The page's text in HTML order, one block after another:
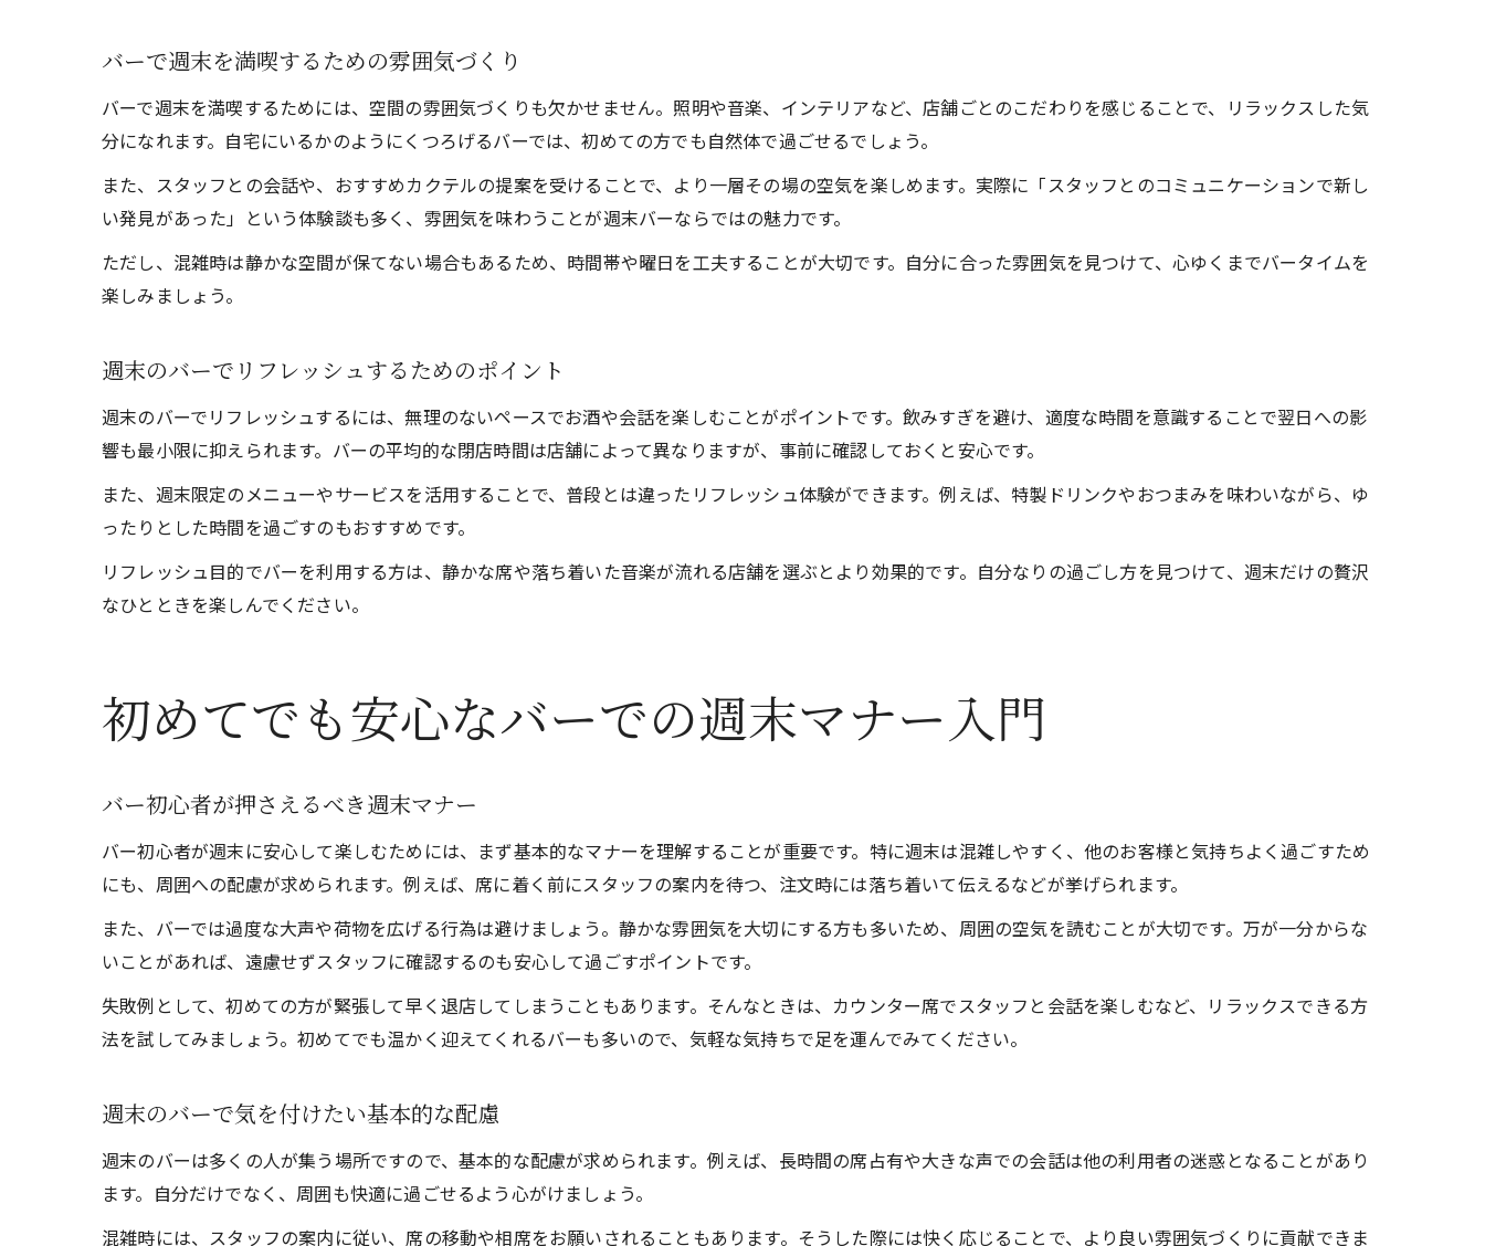
バーで週末を満喫するための雰囲気づくり
バーで週末を満喫するためには、空間の雰囲気づくりも欠かせません。照明や音楽、インテリアなど、店舗ごとのこだわりを感じることで、リラックスした気
分になれます。自宅にいるかのようにくつろげるバーでは、初めての方でも自然体で過ごせるでしょう。
また、スタッフとの会話や、おすすめカクテルの提案を受けることで、より一層その場の空気を楽しめます。実際に「スタッフとのコミュニケーションで新し
い発見があった」という体験談も多く、雰囲気を味わうことが週末バーならではの魅力です。
ただし、混雑時は静かな空間が保てない場合もあるため、時間帯や曜日を工夫することが大切です。自分に合った雰囲気を見つけて、心ゆくまでバータイムを
楽しみましょう。
週末のバーでリフレッシュするためのポイント
週末のバーでリフレッシュするには、無理のないペースでお酒や会話を楽しむことがポイントです。飲みすぎを避け、適度な時間を意識することで翌日への影
響も最小限に抑えられます。バーの平均的な閉店時間は店舗によって異なりますが、事前に確認しておくと安心です。
また、週末限定のメニューやサービスを活用することで、普段とは違ったリフレッシュ体験ができます。例えば、特製ドリンクやおつまみを味わいながら、ゆ
ったりとした時間を過ごすのもおすすめです。
リフレッシュ目的でバーを利用する方は、静かな席や落ち着いた音楽が流れる店舗を選ぶとより効果的です。自分なりの過ごし方を見つけて、週末だけの贅沢
なひとときを楽しんでください。
初めてでも安心なバーでの週末マナー入門
バー初心者が押さえるべき週末マナー
バー初心者が週末に安心して楽しむためには、まず基本的なマナーを理解することが重要です。特に週末は混雑しやすく、他のお客様と気持ちよく過ごすため
にも、周囲への配慮が求められます。例えば、席に着く前にスタッフの案内を待つ、注文時には落ち着いて伝えるなどが挙げられます。
また、バーでは過度な大声や荷物を広げる行為は避けましょう。静かな雰囲気を大切にする方も多いため、周囲の空気を読むことが大切です。万が一分からな
いことがあれば、遠慮せずスタッフに確認するのも安心して過ごすポイントです。
失敗例として、初めての方が緊張して早く退店してしまうこともあります。そんなときは、カウンター席でスタッフと会話を楽しむなど、リラックスできる方
法を試してみましょう。初めてでも温かく迎えてくれるバーも多いので、気軽な気持ちで足を運んでみてください。
週末のバーで気を付けたい基本的な配慮
週末のバーは多くの人が集う場所ですので、基本的な配慮が求められます。例えば、長時間の席占有や大きな声での会話は他の利用者の迷惑となることがあり
ます。自分だけでなく、周囲も快適に過ごせるよう心がけましょう。
混雑時には、スタッフの案内に従い、席の移動や相席をお願いされることもあります。そうした際には快く応じることで、より良い雰囲気づくりに貢献できま